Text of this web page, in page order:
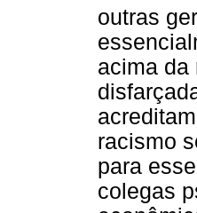
outras
acima da
racismo
para
colegas